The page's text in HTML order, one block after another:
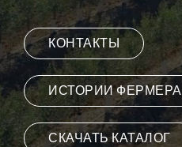
КОНТАКТЫ
ИСТОРИИ ФЕРМЕРА
СКАЧАТЬ КАТАЛОГ